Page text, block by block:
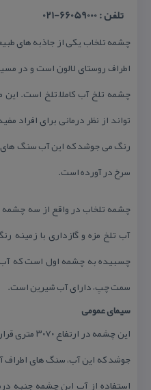
تلفن : 66059000-021
چشمه تلخاب یكی از جاذبه های
اطراف روستای لالون است و در
چشمه تلخ آب كاملاً تلخ است. این
تواند از نظر درمانی برای افراد
رنگ می جوشد كه این آب سنگ های
سرخ در آورده است.
چشمه تلخاب در واقع از سه
آب تلخ مزه و گازداری با
چسبیده به چشمه اول است كه
سمت چپ، دارای آب شیرین است.
سیمای عمومی
این چشمه در
جوشد كه این آب، سنگ های
استفاده از آب این چشمه جنبه